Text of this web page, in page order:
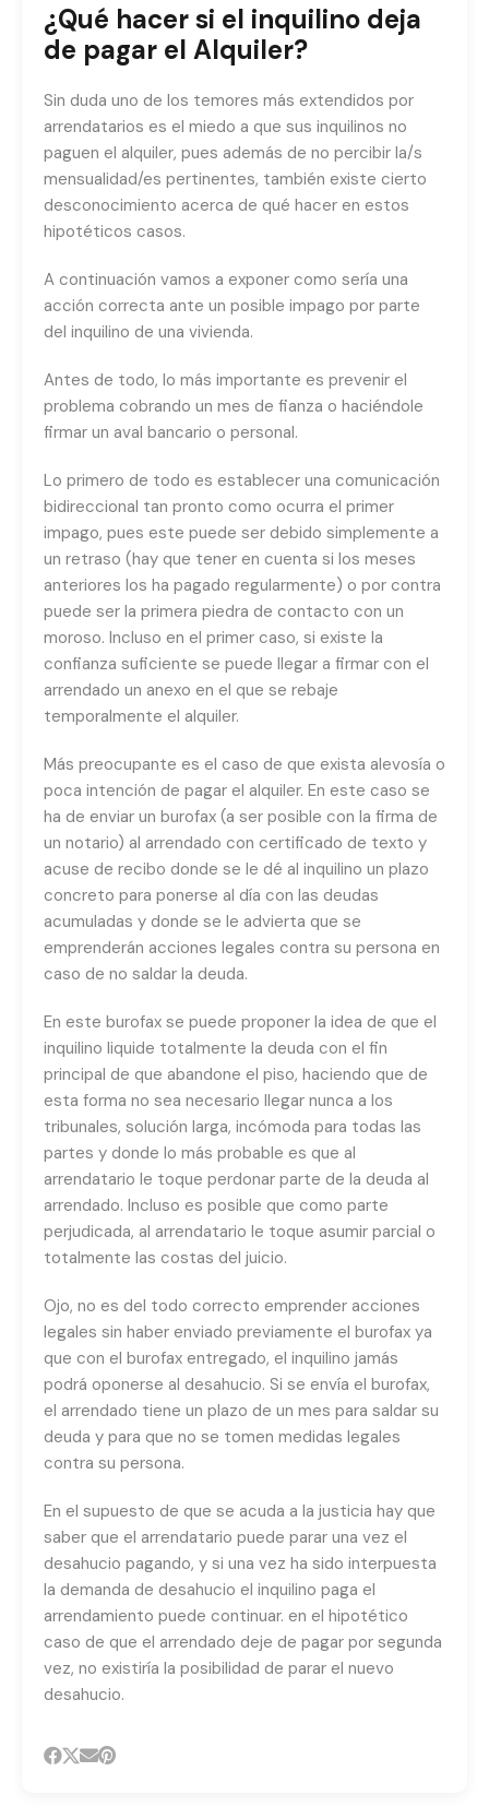
¿Qué hacer si el inquilino deja
de pagar el Alquiler?
Sin duda uno de los temores más extendidos por
arrendatarios es el miedo a que sus inquilinos no
paguen el alquiler, pues además de no percibir la/s
mensualidad/es pertinentes, también existe cierto
desconocimiento acerca de qué hacer en estos
hipotéticos casos.
A continuación vamos a exponer como sería una
acción correcta ante un posible impago por parte
del inquilino de una vivienda.
Antes de todo, lo más importante es prevenir el
problema cobrando un mes de fianza o haciéndole
firmar un aval bancario o personal.
Lo primero de todo es establecer una comunicación
bidireccional tan pronto como ocurra el primer
impago, pues este puede ser debido simplemente a
un retraso (hay que tener en cuenta si los meses
anteriores los ha pagado regularmente) o por contra
puede ser la primera piedra de contacto con un
moroso. Incluso en el primer caso, si existe la
confianza suficiente se puede llegar a firmar con el
arrendado un anexo en el que se rebaje
temporalmente el alquiler.
Más preocupante es el caso de que exista alevosía o
poca intención de pagar el alquiler. En este caso se
ha de enviar un burofax (a ser posible con la firma de
un notario) al arrendado con certificado de texto y
acuse de recibo donde se le dé al inquilino un plazo
concreto para ponerse al día con las deudas
acumuladas y donde se le advierta que se
emprenderán acciones legales contra su persona en
caso de no saldar la deuda.
En este burofax se puede proponer la idea de que el
inquilino liquide totalmente la deuda con el fin
principal de que abandone el piso, haciendo que de
esta forma no sea necesario llegar nunca a los
tribunales, solución larga, incómoda para todas las
partes y donde lo más probable es que al
arrendatario le toque perdonar parte de la deuda al
arrendado. Incluso es posible que como parte
perjudicada, al arrendatario le toque asumir parcial o
totalmente las costas del juicio.
Ojo, no es del todo correcto emprender acciones
legales sin haber enviado previamente el burofax ya
que con el burofax entregado, el inquilino jamás
podrá oponerse al desahucio. Si se envía el burofax,
el arrendado tiene un plazo de un mes para saldar su
deuda y para que no se tomen medidas legales
contra su persona.
En el supuesto de que se acuda a la justicia hay que
saber que el arrendatario puede parar una vez el
desahucio pagando, y si una vez ha sido interpuesta
la demanda de desahucio el inquilino paga el
arrendamiento puede continuar. en el hipotético
caso de que el arrendado deje de pagar por segunda
vez, no existiría la posibilidad de parar el nuevo
desahucio.